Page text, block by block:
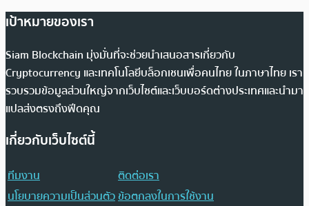
เป้าหมายของเรา
Siam Blockchain มุ่งมั่นที่จะช่วยนำเสนอสารเกี่ยวกับ
Cryptocurrency และเทคโนโลยีบล็อกเชนเพื่อคนไทย ในภาษาไทย เรา
รวบรวมข้อมูลส่วนใหญ่จากเว็บไซต์และเว็บบอร์ดต่างประเทศและนำมา
แปลส่งตรงถึงฟีดคุณ
เกี่ยวกับเว็บไซต์นี้
ทีมงาน
ติดต่อเรา
นโยบายความเป็นส่วนตัวข้อตกลงในการใช้งาน